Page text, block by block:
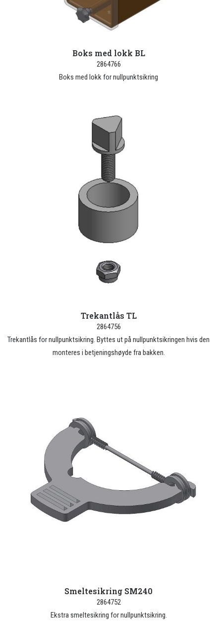
Boks med lokk BL
2864766
Boks med lokk for nullpunktsikring
Trekantlås TL
2864756
Trekantlås for nullpunktsikring. Byttes ut på nullpunktsikringen hvis den
monteres i betjeningshøyde fra bakken.
Smeltesikring SM240
2864752
Ekstra smeltesikring for nullpunktsikring.